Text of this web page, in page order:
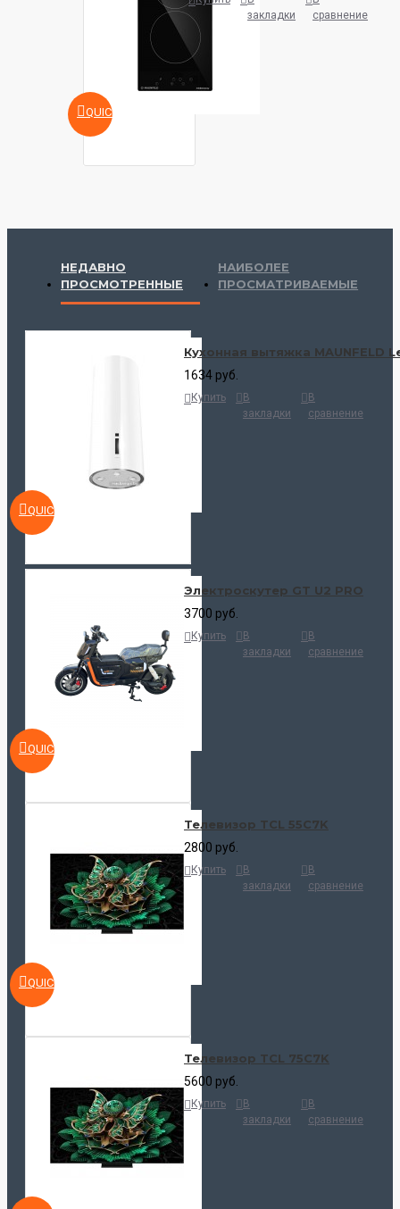
QUICKVIEW
закладки
сравнение
НЕДАВНО
ПРОСМОТРЕННЫЕ
НАИБОЛЕЕ
ПРОСМАТРИВАЕМЫЕ
QUICKVIEW
Кухонная вытяжка MAUNFELD
1634 руб.
Купить
В
закладки
В
сравнение
QUICKVIEW
Электроскутер GT U2 PRO
3700 руб.
Купить
В
закладки
В
сравнение
QUICKVIEW
Телевизор TCL 55C7K
2800 руб.
Купить
В
закладки
В
сравнение
Телевизор TCL 75C7K
5600 руб.
Купить
В
закладки
В
сравнение